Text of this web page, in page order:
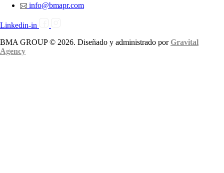
info@bmapr.com
Linkedin-in
BMA GROUP © 2026. Diseñado y administrado por Gravital
Agency